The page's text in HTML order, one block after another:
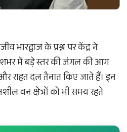
भारद्वाज के प्रश्न पर केंद्र ने
में बड़े स्तर की जंगल की आग
राहत दल तैनात किए जाते हैं। इन
वन क्षेत्रों को भी समय रहते